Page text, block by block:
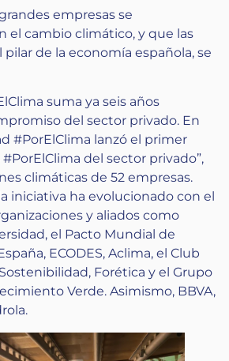
empresas se
el cambio climático, y que las
de la economía española, se
suma ya seis años
del sector privado. En
#PorElClima lanzó el primer
del sector privado”,
climáticas de 52 empresas.
iniciativa ha evolucionado con el
y aliados como
el Pacto Mundial de
ECODES, Aclima, el Club
Forética y el Grupo
Verde. Asimismo, BBVA,